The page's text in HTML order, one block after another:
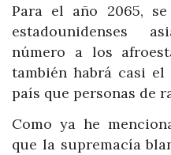
Para el año 2065,
estadounidenses
número a los
también habrá casi
país que personas de
Como ya he
que la supremacía